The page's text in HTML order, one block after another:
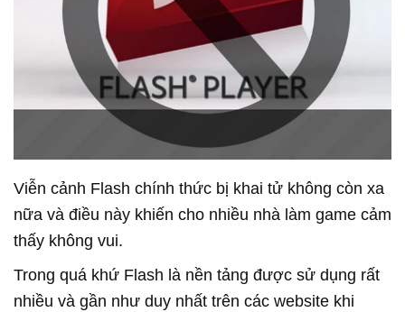
Viễn cảnh Flash chính thức bị khai tử không còn xa
nữa và điều này khiến cho nhiều nhà làm game cảm
thấy không vui.
Trong quá khứ Flash là nền tảng được sử dụng rất
nhiều và gần như duy nhất trên các website khi